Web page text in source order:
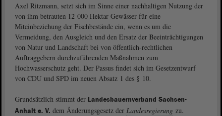
Axel Ritzmann, setzt sich im Sinne einer nachhaltigen Nutzung der
von ihm betrauten 12 000 Hektar Gewässer für eine
Miteinbeziehung der Fischbestände ein, wenn es um die
Vermeidung, den Ausgleich und den Ersatz der Beeinträchtigungen
von Natur und Landschaft bei von öffentlich-rechtlichen
Auftraggebern durchzuführenden Maßnahmen zum
Hochwasserschutz geht. Der Passus findet sich im Gesetzentwurf
von CDU und SPD im neuen Absatz 1 des § 10.
Grundsätzlich stimmt der Landesbauernverband Sachsen-
Anhalt e. V. dem Änderungsgesetz der Landesregierung zu.